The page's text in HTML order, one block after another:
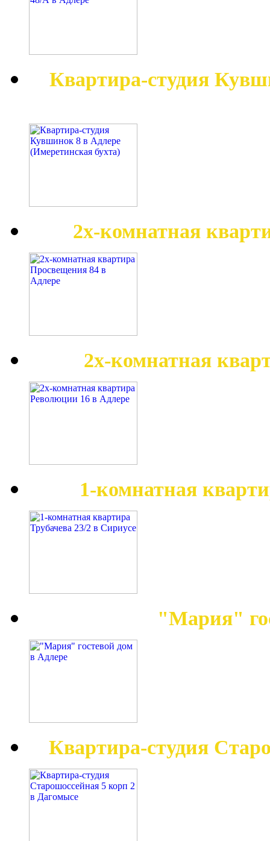
Квартира-студия
2х-комнатная
2х-комнатная
1-комнатная
"Мария"
Квартира-студия